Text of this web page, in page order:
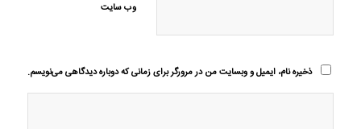
وب‌ سایت
ذخیره نام، ایمیل و وبسایت من در مرورگر برای زمانی که دوباره دیدگاهی می‌نویسم.